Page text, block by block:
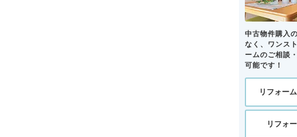
中古物件購入
なく、ワンス
ームのご相談
可能です！
リフォー
リフォ